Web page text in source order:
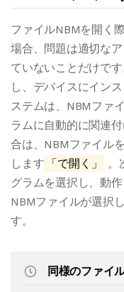
ファイルNBMを開く
場合、問題は適切な
ていないことだけで
し、デバイスにイン
ステムは、NBMファ
ラムに自動的に関連
合は、NBMファイル
します
「で開く」
。
グラムを選択し、動
NBMファイルが選択
す。
同様のファイ